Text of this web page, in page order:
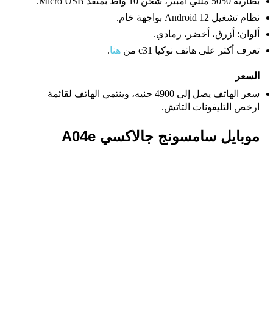
نظام تشغيل Android 12 بواجهة خام.
ألوان: أزرق، أخضر، رمادي.
تعرف أكثر على هاتف نوكيا c31 من
هنا.
السعر
سعر الهاتف يصل إلى 4900 جنيه، وينتمي الهاتف لقائمة
ارخص التليفونات التاتش.
موبايل سامسونج جالاكسي A04e